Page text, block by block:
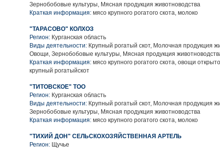
Зернобобовые культуры, Мясная продукция животноводства
Краткая информация: мясо крупного рогатого скота, молоко
"ТАРАСОВО" КОЛХОЗ
Регион: Курганская область
Виды деятельности: Крупный рогатый скот, Молочная продукция
Овощи, Зернобобовые культуры, Мясная продукция
Краткая информация: мясо крупного рогатого скота, овощи
крупный рогатыйскот
"ТИТОВСКОЕ" ТОО
Регион: Курганская область
Виды деятельности: Крупный рогатый скот, Молочная продукция
Зернобобовые культуры, Мясная продукция животноводства
Краткая информация: мясо крупного рогатого скота, молоко
"ТИХИЙ ДОН" СЕЛЬСКОХОЗЯЙСТВЕННАЯ АРТЕЛЬ
Регион: Щучье